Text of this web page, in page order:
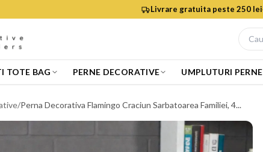
Livrare gratuita peste 250 lei
TOTE BAG PERNE DECORATIVE UMPLUTURI PERNE
/Perna Decorativa Flamingo Craciun Sarbatoarea Familiei, 4...